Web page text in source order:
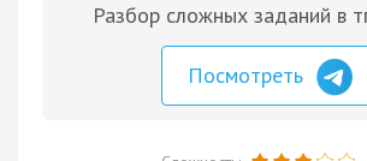
Разбор сложных заданий в
Посмотреть